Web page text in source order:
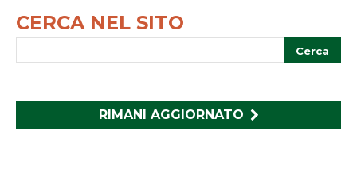
CERCA NEL SITO
RIMANI AGGIORNATO